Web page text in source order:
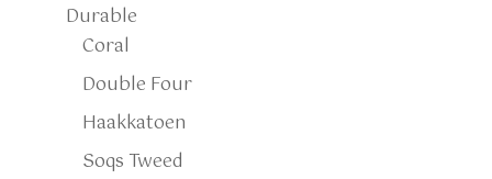
Durable
Coral
Double Four
Haakkatoen
Soqs Tweed